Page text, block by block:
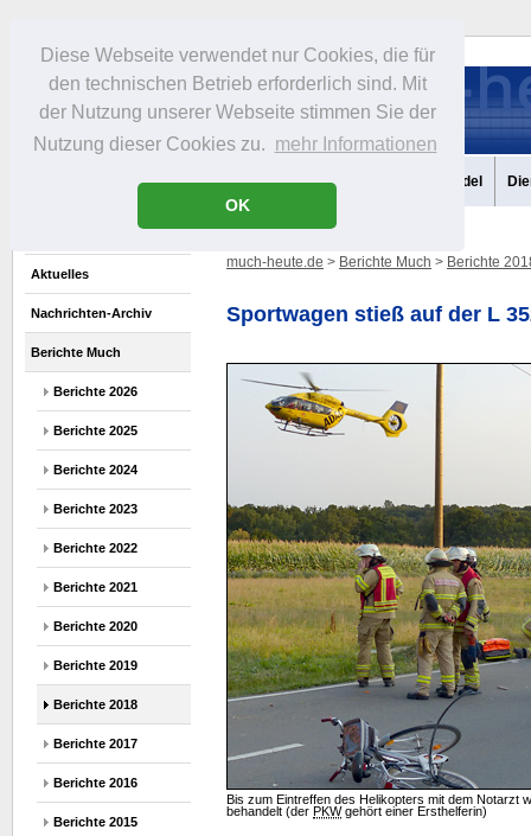
Diese Webseite verwendet nur Cookies, die für
den technischen Betrieb erforderlich sind. Mit
der Nutzung unserer Webseite stimmen Sie der
Nutzung dieser Cookies zu. mehr Informationen
OK
Portrait Infos Freizeit Gastronomie Handel
Aktuelles
Nachrichten-Archiv
Berichte Much
Berichte 2026
Berichte 2025
Berichte 2024
Berichte 2023
Berichte 2022
Berichte 2021
Berichte 2020
Berichte 2019
Berichte 2018
Berichte 2017
Berichte 2016
Berichte 2015
much-heute.de > Berichte Much > Berichte
Sportwagen stieß auf der L
Bis zum Eintreffen des Helikopters mit dem Notarzt
behandelt (der PKWgehört einer Ersthelferin)